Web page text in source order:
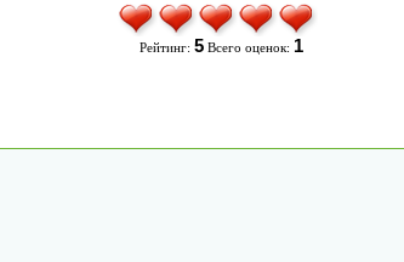
Рейтинг: 5Всего оценок: 1